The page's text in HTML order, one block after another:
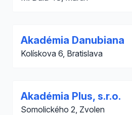
Akadémia Danubiana
Kolískova 6, Bratislava
Akadémia Plus, s.r.o.
Somolického 2, Zvolen